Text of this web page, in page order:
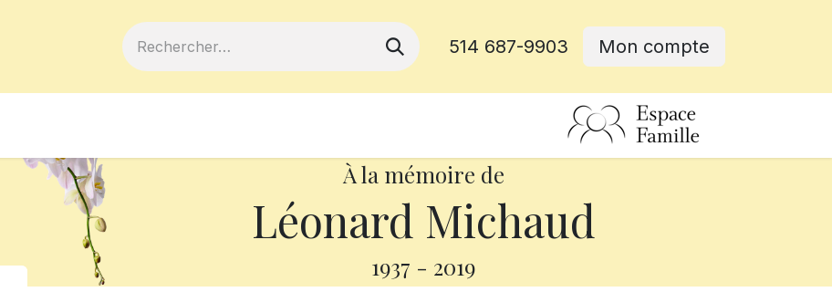
514 687-9903 Mon compte
À la mémoire de
Léonard Michaud
1937 - 2019